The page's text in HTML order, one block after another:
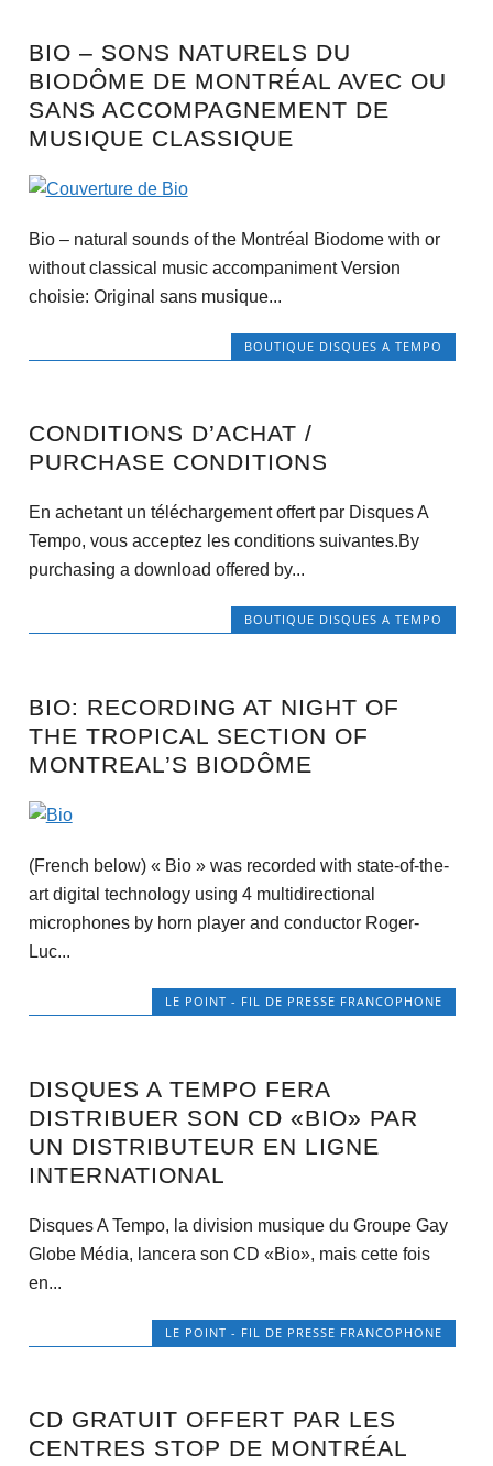
BIO – SONS NATURELS DU
BIODÔME DE MONTRÉAL AVEC OU
SANS ACCOMPAGNEMENT DE
MUSIQUE CLASSIQUE
Bio – natural sounds of the Montréal Biodome with or
without classical music accompaniment Version
choisie: Original sans musique...
BOUTIQUE DISQUES A TEMPO
CONDITIONS D’ACHAT /
PURCHASE CONDITIONS
En achetant un téléchargement offert par Disques A
Tempo, vous acceptez les conditions suivantes.By
purchasing a download offered by...
BOUTIQUE DISQUES A TEMPO
BIO: RECORDING AT NIGHT OF
THE TROPICAL SECTION OF
MONTREAL’S BIODÔME
(French below) « Bio » was recorded with state-of-the-
art digital technology using 4 multidirectional
microphones by horn player and conductor Roger-
Luc...
LE POINT - FIL DE PRESSE FRANCOPHONE
DISQUES A TEMPO FERA
DISTRIBUER SON CD «BIO» PAR
UN DISTRIBUTEUR EN LIGNE
INTERNATIONAL
Disques A Tempo, la division musique du Groupe Gay
Globe Média, lancera son CD «Bio», mais cette fois
en...
LE POINT - FIL DE PRESSE FRANCOPHONE
CD GRATUIT OFFERT PAR LES
CENTRES STOP DE MONTRÉAL